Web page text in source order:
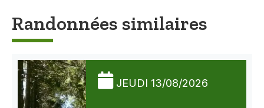
Randonnées similaires
JEUDI 13/08/2026